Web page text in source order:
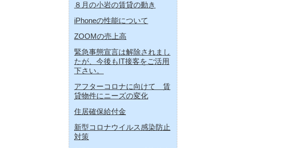
８月の小岩の賃貸の動き
iPhoneの性能について
ZOOMの売上高
緊急事態宣言は解除されまし
たが、今後もIT接客をご活用
下さい。
アフターコロナに向けて 賃
貸物件にニーズの変化
住居確保給付金
新型コロナウイルス感染防止
対策